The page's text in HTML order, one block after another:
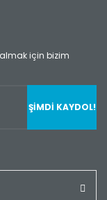
için bizim
ŞİMDİ KAYDOL!